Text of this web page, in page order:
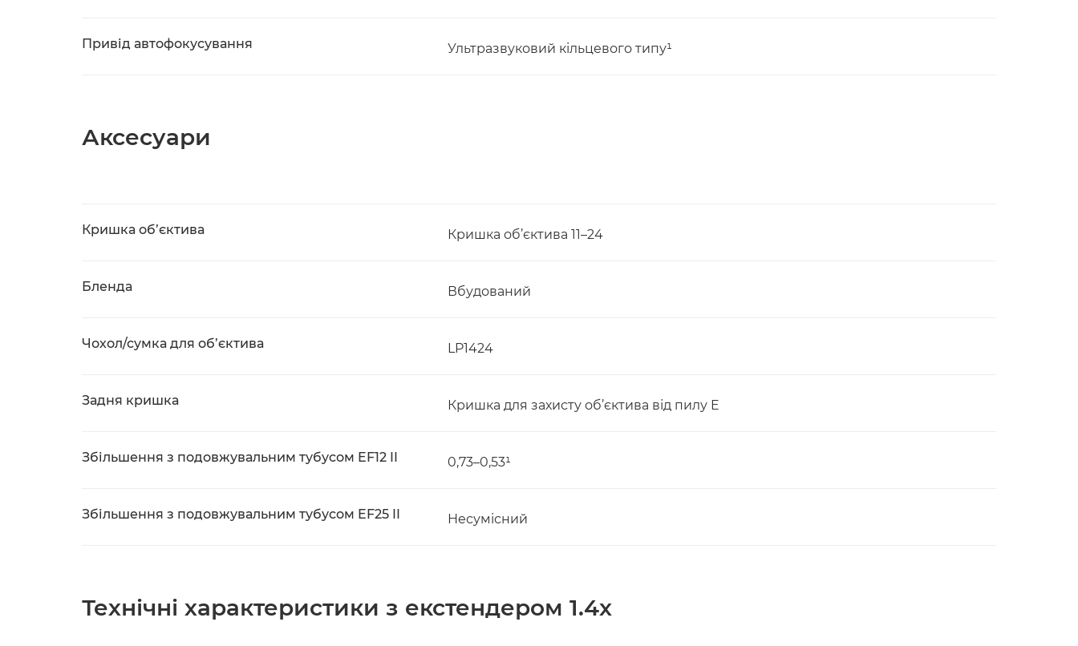
Привід автофокусування Ультразвуковий кільцевого типу¹
Аксесуари
Кришка об’єктива Кришка об’єктива 11–24
Бленда Вбудований
Чохол/сумка для об’єктива LP1424
Задня кришка Кришка для захисту об’єктива від пилу E
Збільшення з подовжувальним тубусом EF12 II 0,73–0,53¹
Збільшення з подовжувальним тубусом EF25 II Несумісний
Технічні характеристики з екстендером 1.4x